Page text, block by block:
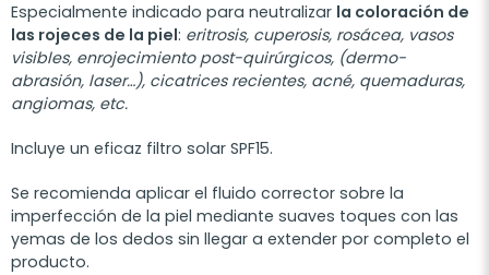
Especialmente indicado para neutralizar la coloración de
las rojeces de la piel: eritrosis, cuperosis, rosácea, vasos
visibles, enrojecimiento post-quirúrgicos, (dermo-
abrasión, laser…), cicatrices recientes, acné, quemaduras,
angiomas, etc.
Incluye un eficaz filtro solar SPF15.
Se recomienda aplicar el fluido corrector sobre la
imperfección de la piel mediante suaves toques con las
yemas de los dedos sin llegar a extender por completo el
producto.